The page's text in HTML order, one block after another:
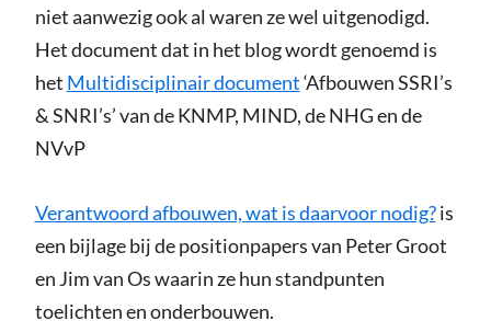
niet aanwezig ook al waren ze wel uitgenodigd.
Het document dat in het blog wordt genoemd is
het Multidisciplinair document‘Afbouwen SSRI’s
& SNRI’s’ van de KNMP, MIND, de NHG en de
NVvP
Verantwoord afbouwen, wat is daarvoor nodig?is
een bijlage bij de positionpapers van Peter Groot
en Jim van Os waarin ze hun standpunten
toelichten en onderbouwen.